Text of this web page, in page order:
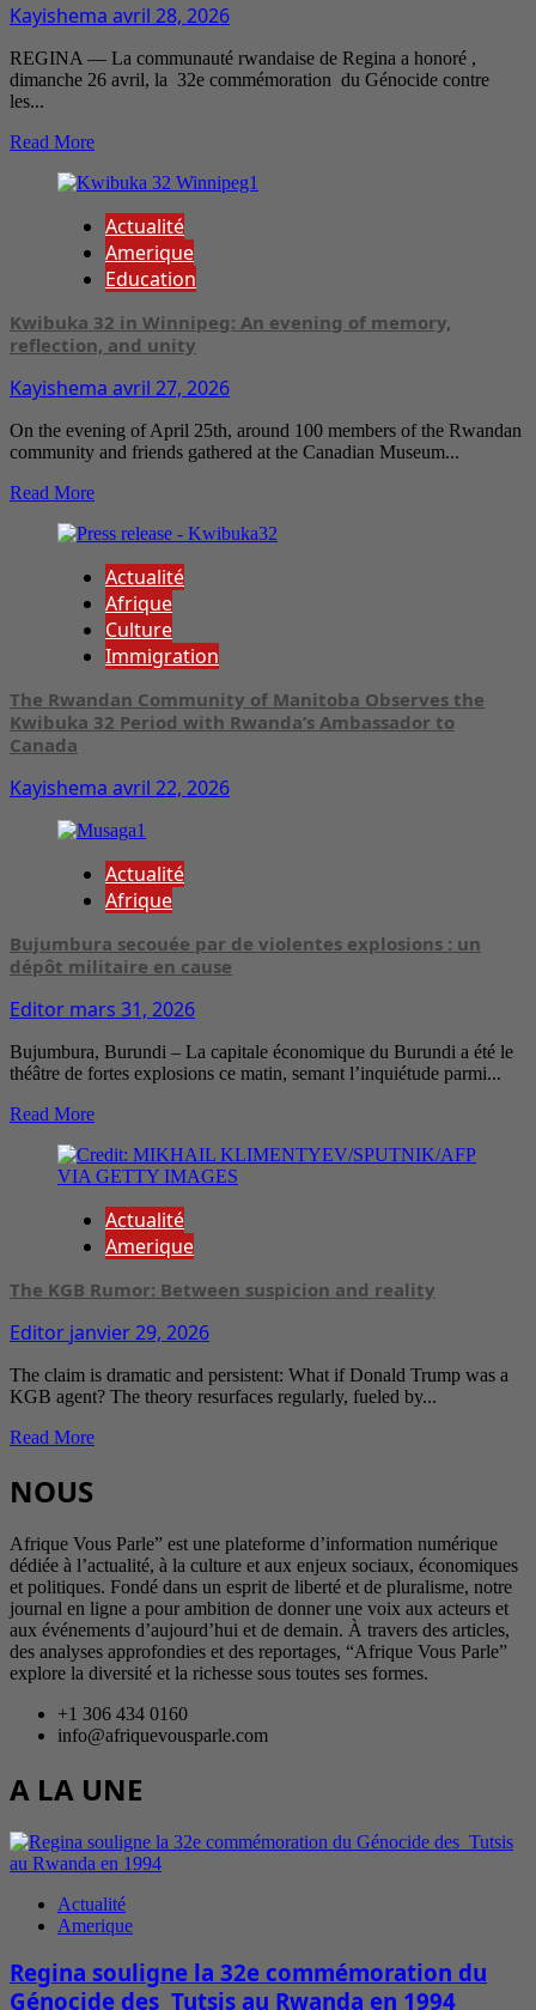
Kayishema avril 28, 2026
REGINA — La communauté rwandaise de Regina a honoré ,
dimanche 26 avril, la 32e commémoration du Génocide contre
les...
Read More
Actualité
Amerique
Education
Kwibuka 32 in Winnipeg: An evening of memory,
reflection, and unity
Kayishema avril 27, 2026
On the evening of April 25th, around 100 members of the Rwandan
community and friends gathered at the Canadian Museum...
Read More
Actualité
Afrique
Culture
Immigration
The Rwandan Community of Manitoba Observes the
Kwibuka 32 Period with Rwanda’s Ambassador to
Canada
Kayishema avril 22, 2026
Actualité
Afrique
Bujumbura secouée par de violentes explosions : un
dépôt militaire en cause
Editor mars 31, 2026
Bujumbura, Burundi – La capitale économique du Burundi a été le
théâtre de fortes explosions ce matin, semant l’inquiétude parmi...
Read More
Actualité
Amerique
The KGB Rumor: Between suspicion and reality
Editor janvier 29, 2026
The claim is dramatic and persistent: What if Donald Trump was a
KGB agent? The theory resurfaces regularly, fueled by...
Read More
NOUS
Afrique Vous Parle” est une plateforme d’information numérique
dédiée à l’actualité, à la culture et aux enjeux sociaux, économiques
et politiques. Fondé dans un esprit de liberté et de pluralisme, notre
journal en ligne a pour ambition de donner une voix aux acteurs et
aux événements d’aujourd’hui et de demain. À travers des articles,
des analyses approfondies et des reportages, “Afrique Vous Parle”
explore la diversité et la richesse sous toutes ses formes.
+1 306 434 0160
info@afriquevousparle.com
A LA UNE
Actualité
Amerique
Regina souligne la 32e commémoration du
Génocide des Tutsis au Rwanda en 1994